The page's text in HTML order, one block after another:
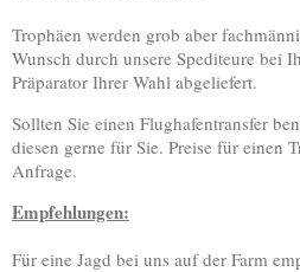
Trophäen werden grob aber
Wunsch durch unsere Spediteure bei
Präparator Ihrer Wahl abgeliefert.
Sollten Sie einen Flughafentransfer
diesen gerne für Sie. Preise für einen
Anfrage.
Empfehlungen:
Für eine Jagd bei uns auf der Farm